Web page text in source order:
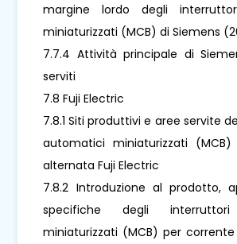
margine lordo degli
miniaturizzati (MCB) di Siemens
7.7.4 Attività principale di
serviti
7.8 Fuji Electric
7.8.1 Siti produttivi e aree servite
automatici miniaturizzati
alternata Fuji Electric
7.8.2 Introduzione al prodotto,
specifiche degli
miniaturizzati (MCB) per